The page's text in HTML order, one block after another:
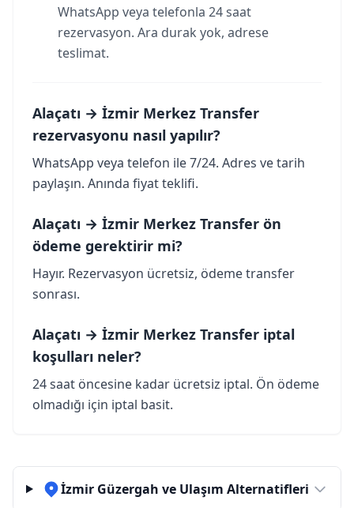
WhatsApp veya telefonla 24 saat
rezervasyon. Ara durak yok, adrese
teslimat.
Alaçatı → İzmir Merkez Transfer
rezervasyonu nasıl yapılır?
WhatsApp veya telefon ile 7/24. Adres ve tarih
paylaşın. Anında fiyat teklifi.
Alaçatı → İzmir Merkez Transfer ön
ödeme gerektirir mi?
Hayır. Rezervasyon ücretsiz, ödeme transfer
sonrası.
Alaçatı → İzmir Merkez Transfer iptal
koşulları neler?
24 saat öncesine kadar ücretsiz iptal. Ön ödeme
olmadığı için iptal basit.
İzmir Güzergah ve Ulaşım Alternatifleri